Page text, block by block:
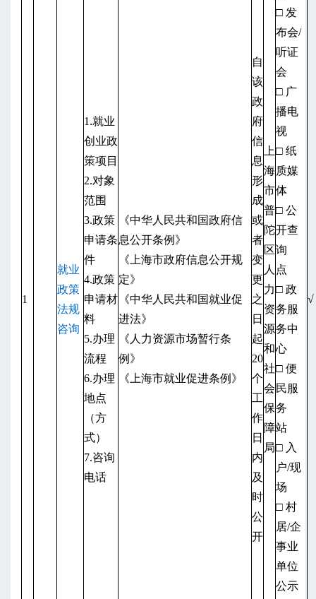
1
就业
政策
法规
咨询
1.就业
创业政
策项目
2.对象
范围
3.政策
申请条
件
4.政策
申请材
料
5.办理
流程
6.办理
地点
（方
式）
7.咨询
电话
《中华人民共和国政府信
息公开条例》
《上海市政府信息公开规
定》
《中华人民共和国就业促
进法》
《人力资源市场暂行条
例》
《上海市就业促进条例》
自
该
政
府
信
息
形
成
或
者
变
更
之
日
起
20
个
工
作
日
内
及
时
公
开
上
海
市
普
陀
区
人
力
资
源
和
社
会
保
障
局
□ 发
布会/
听证
会
□ 广
播电
视
□ 纸
质媒
体
□ 公
开查
询
点
□ 政
务服
务中
心
□ 便
民服
务
站
□ 入
户/现
场
□ 村
居/企
事业
单位
公示
√